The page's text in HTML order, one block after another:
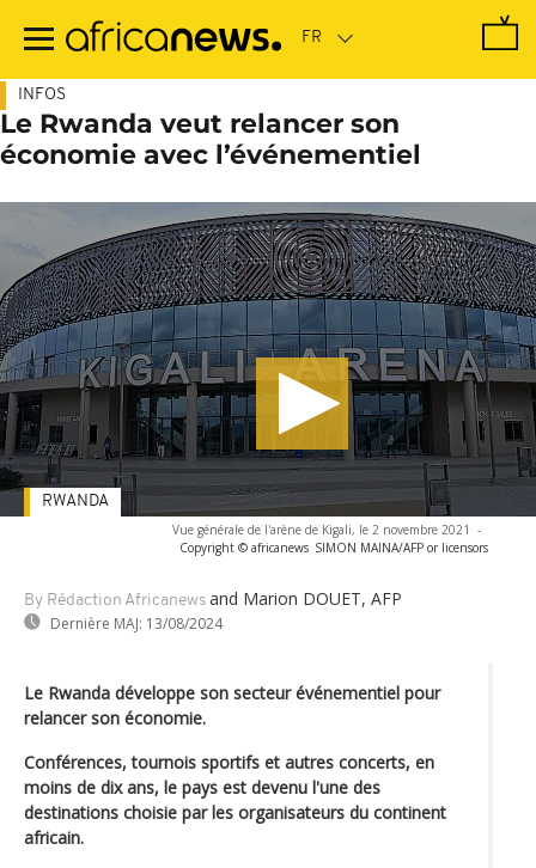
contenu
INFOS
Le Rwanda veut relancer son
économie avec l’événementiel
Vue générale de l'arène de Kigali, le 2 novembre 2021 -
Copyright © africanews SIMON MAINA/AFP or licensors
By Rédaction Africanews and Marion DOUET, AFP
Dernière MAJ: 13/08/2024
RWANDA
Le Rwanda développe son secteur événementiel pour
relancer son économie.
Conférences, tournois sportifs et autres concerts, en
moins de dix ans, le pays est devenu l'une des
destinations choisie par les organisateurs du continent
africain.